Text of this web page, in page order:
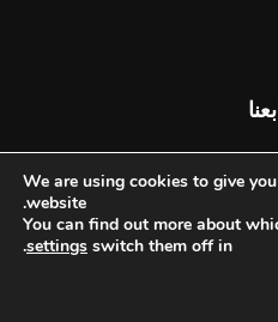
الإيرانية - 2026
We are using cookies to give
website.
You can find out more about
switch them off in
settings
.